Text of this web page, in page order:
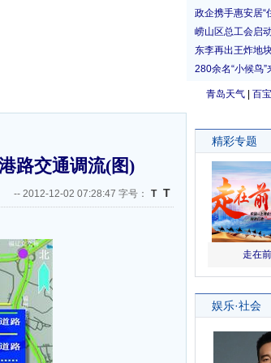
青岛天气 百
路交通调流(图)
-- 2012-12-02 07:28:47 字号： T T